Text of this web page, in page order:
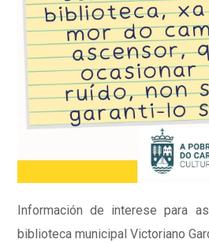
Información de interese para
biblioteca municipal Victoriano